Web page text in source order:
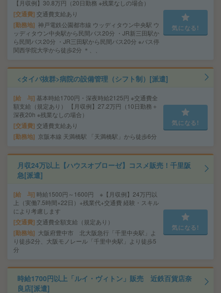
【月収例】30.8万円（20日勤務 ※残業なしの場合）
交通費 交通費支給あり
勤務地 神戸電鉄公園都市線 ウッディタウン中央駅 ウ
ッディタウン中央駅から民間バス20分 ・JR新三田駅か
ら民間バス20分 ・JR三田駅から民間バス20分 ※バス停
関西学院大学から徒歩2分 ＊、、
気になる!
<タイパ抜群>病院の設備管理（シフト制）[派遣]
給 与 基本時給1700円・深夜時給2125円 ※交通費全
額支給（規定あり） 【月収例】27.2万円（10日勤務＋
深夜20h ※残業なしの場合）
交通費 交通費支給あり
勤務地 京阪本線 天満橋駅 「天満橋駅」から徒歩6分
気になる!
月収24万以上【ハウスオブローゼ】コスメ販売！千里阪
急[派遣]
給 与 時給1500円～1600円 ※【月収例】24万円以
上（実働7.5時間×22日）+残業代+交通費 経験・スキル
により考慮します
交通費 交通費全額支給（規定あり）
勤務地
大阪府豊中市 北大阪急行「千里中央駅」よ
り徒歩2分、大阪モノレール「千里中央駅」より徒歩5
分
気になる!
時給1700円以上「ルイ・ヴィトン」販売 近鉄百貨店奈
良店[派遣]